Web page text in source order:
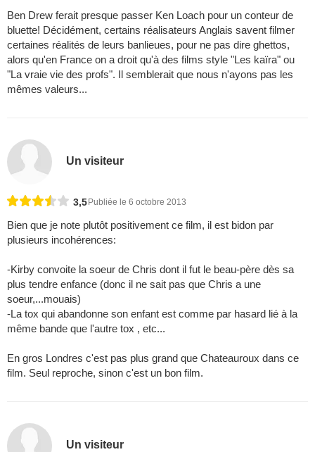
Ben Drew ferait presque passer Ken Loach pour un conteur de
bluette! Décidément, certains réalisateurs Anglais savent filmer
certaines réalités de leurs banlieues, pour ne pas dire ghettos,
alors qu'en France on a droit qu'à des films style "Les kaïra" ou
"La vraie vie des profs". Il semblerait que nous n'ayons pas les
mêmes valeurs...
Un visiteur
3,5 Publiée le 6 octobre 2013
Bien que je note plutôt positivement ce film, il est bidon par
plusieurs incohérences:
-Kirby convoite la soeur de Chris dont il fut le beau-père dès sa
plus tendre enfance (donc il ne sait pas que Chris a une
soeur,...mouais)
-La tox qui abandonne son enfant est comme par hasard lié à la
même bande que l'autre tox , etc...
En gros Londres c'est pas plus grand que Chateauroux dans ce
film. Seul reproche, sinon c'est un bon film.
Un visiteur